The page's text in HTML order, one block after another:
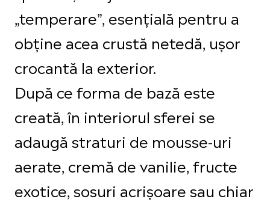
„temperare”, esențială pentru a
obține acea crustă netedă, ușor
crocantă la exterior.
După ce forma de bază este
creată, în interiorul sferei se
adaugă straturi de mousse-uri
aerate, cremă de vanilie, fructe
exotice, sosuri acrișoare sau chiar